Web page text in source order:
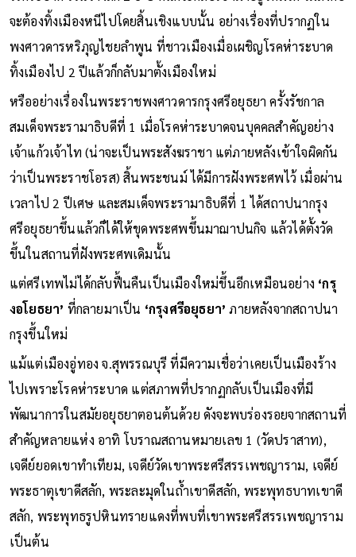
จะต้องทิ้งเมืองหนีไปโดยสิ้นเชิงแบบนั้น อย่างเรื่องที่ปรากฏใน
พงศาวดารหริภุญไชยลำพูน ที่ชาวเมืองเมื่อเผชิญโรคห่าระบาด
ทิ้งเมืองไป 2 ปีแล้วก็กลับมาตั้งเมืองใหม่
หรืออย่างเรื่องในพระราชพงศาวดารกรุงศรีอยุธยา ครั้งรัชกาล
สมเด็จพระรามาธิบดีที่ 1 เมื่อโรคห่าระบาดจนบุคคลสำคัญอย่าง
เจ้าแก้วเจ้าไท (น่าจะเป็นพระสังฆราชา แต่ภายหลังเข้าใจผิดกัน
ว่าเป็นพระราชโอรส) สิ้นพระชนม์ ได้มีการฝังพระศพไว้ เมื่อผ่าน
เวลาไป 2 ปีเศษ และสมเด็จพระรามาธิบดีที่ 1 ได้สถาปนากรุง
ศรีอยุธยาขึ้นแล้วก็ได้ให้ขุดพระศพขึ้นมาฌาปนกิจ แล้วได้ตั้งวัด
ขึ้นในสถานที่ฝังพระศพเดิมนั้น
แต่ศรีเทพไม่ได้กลับฟื้นคืนเป็นเมืองใหม่ขึ้นอีกเหมือนอย่าง ‘กรุ
งอโยธยา’ ที่กลายมาเป็น ‘กรุงศรีอยุธยา’ ภายหลังจากสถาปนา
กรุงขึ้นใหม่
แม้แต่เมืองอู่ทอง จ.สุพรรณบุรี ที่มีความเชื่อว่าเคยเป็นเมืองร้าง
ไปเพราะโรคห่าระบาด แต่สภาพที่ปรากฏกลับเป็นเมืองที่มี
พัฒนาการในสมัยอยุธยาตอนต้นด้วย ดังจะพบร่องรอยจากสถานที่
สำคัญหลายแห่ง อาทิ โบราณสถานหมายเลข 1 (วัดปราสาท),
เจดีย์ยอดเขาทำเทียม, เจดีย์วัดเขาพระศรีสรรเพชญาราม, เจดีย์
พระธาตุเขาดีสลัก, พระละมุดในถ้ำเขาดีสลัก, พระพุทธบาทเขาดี
สลัก, พระพุทธรูปหินทรายแดงที่พบที่เขาพระศรีสรรเพชญาราม
เป็นต้น